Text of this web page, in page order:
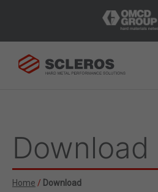
Download
Home / Download
personalisierte und
Beratung Kontakt
Füllen Sie unser
und Sie werden so